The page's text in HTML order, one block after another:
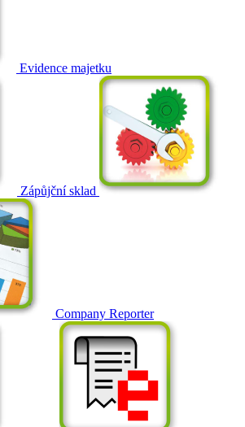
Evidence majetku
Zápůjční sklad
Company Reporter